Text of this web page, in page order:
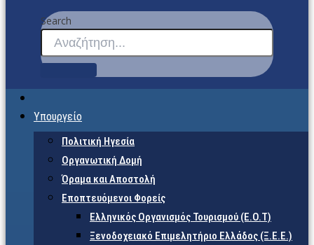
Search
Υπουργείο
Πολιτική Ηγεσία
Οργανωτική Δομή
Όραμα και Αποστολή
Εποπτευόμενοι Φορείς
Eλληνικός Οργανισμός Τουρισμού (Ε.Ο.Τ)
Ξενοδοχειακό Επιμελητήριο Ελλάδος (Ξ.Ε.Ε.)